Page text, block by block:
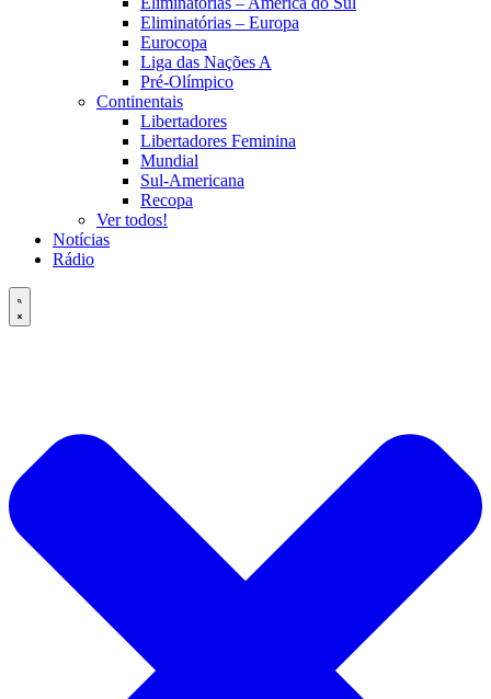
Eliminatórias – Europa
Eurocopa
Liga das Nações A
Pré-Olímpico
Continentais
Libertadores
Libertadores Feminina
Mundial
Sul-Americana
Recopa
Ver todos!
Notícias
Rádio